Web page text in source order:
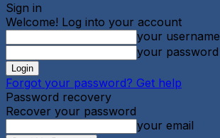
Sign in
Welcome! Log into your account
your username
your password
Forgot your password? Get help
Password recovery
Recover your password
your email